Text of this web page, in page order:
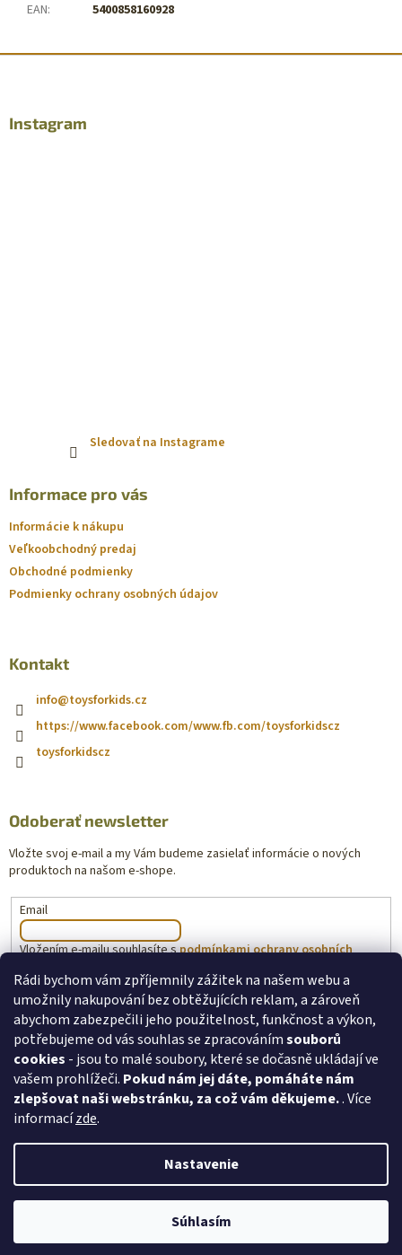
Rádi bychom vám zpříjemnily zážitek na našem webu a
umožnily nakupování bez obtěžujících reklam, a zároveň
abychom zabezpečili jeho použitelnost, funkčnost a výkon,
potřebujeme od vás souhlas se zpracovánímsouborů
cookies - jsou to malé soubory, které se dočasně ukládají ve
vašem prohlížeči. Pokud nám jej dáte, pomáháte nám
zlepšovat naši webstránku, za což vám děkujeme.. Více
informacízde.
Nastavenie
Súhlasím
EAN: 5400858160928
Instagram
Sledovať na Instagrame
Informace pro vás
Informácie k nákupu
Veľkoobchodný predaj
Obchodné podmienky
Podmienky ochrany osobných údajov
Kontakt
info@toysforkids.cz
https://www.facebook.com/www.fb.com/toysforkidscz
toysforkidscz
Odoberať newsletter
Vložte svoj e-mail a my Vám budeme zasielať informácie o nových
produktoch na našom e-shope.
Email
Vložením e-mailu souhlasíte spodmínkami ochrany osobních
PRIHLÁSIŤ SA
toysforkids.cz Ochrana osobních údajů
Copyright 2026ToysForKids.cz. Všetky práva vyhradené.Upraviť
nastavenie cookies